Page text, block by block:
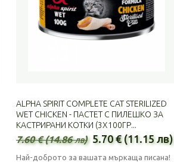
ALPHA SPIRIT COMPLETE CAT STERILIZED
WET CHICKEN - ПАСТЕТ С ПИЛЕШКО ЗА
КАСТРИРАНИ КОТКИ (3Х100ГР...
7.60 € (14.86 лв) 5.70 € (11.15 лв)
Най-доброто за вашата мъркаща писана!